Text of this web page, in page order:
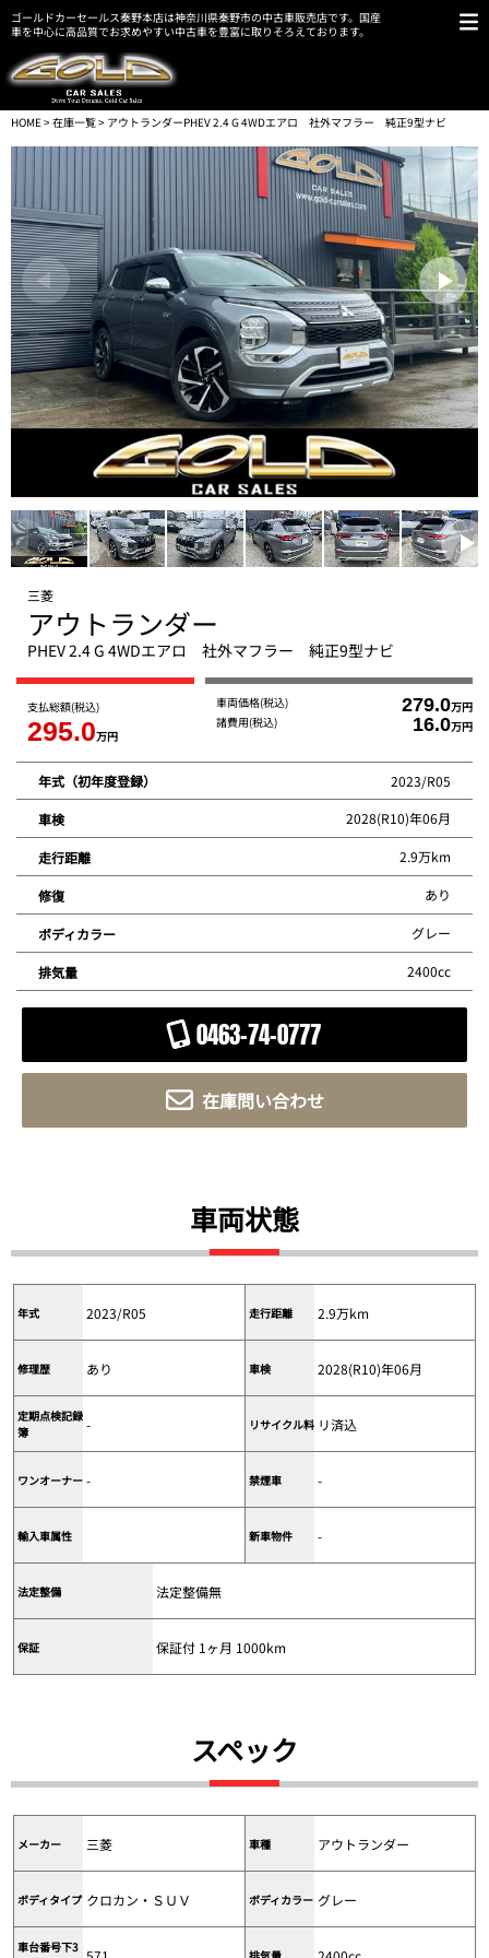
ゴールドカーセールス秦野本店は神奈川県秦野市の中古車販売店です。国産
車を中心に高品質でお求めやすい中古車を豊富に取りそろえております。
HOME>在庫一覧> アウトランダーPHEV 2.4 G 4WDエアロ 社外マフラー 純正9型ナビ
三菱
アウトランダー
PHEV 2.4 G 4WDエアロ 社外マフラー 純正9型ナビ
支払総額(税込)
295.0万円
車両価格(税込) 279.0万円
諸費用(税込) 16.0万円
年式（初年度登録） 2023/R05
車検 2028(R10)年06月
走行距離 2.9万km
修復 あり
ボディカラー グレー
排気量 2400cc
0463-74-0777
在庫問い合わせ
車両状態
年式 2023/R05 走行距離 2.9万km
修理歴 あり 車検 2028(R10)年06月
定期点検記録
簿
- リサイクル料 リ済込
ワンオーナー - 禁煙車 -
輸入車属性 新車物件 -
法定整備 法定整備無
保証 保証付 1ヶ月 1000km
スペック
メーカー 三菱 車種 アウトランダー
ボディタイプ クロカン・ＳＵＶ ボディカラー グレー
車台番号下3